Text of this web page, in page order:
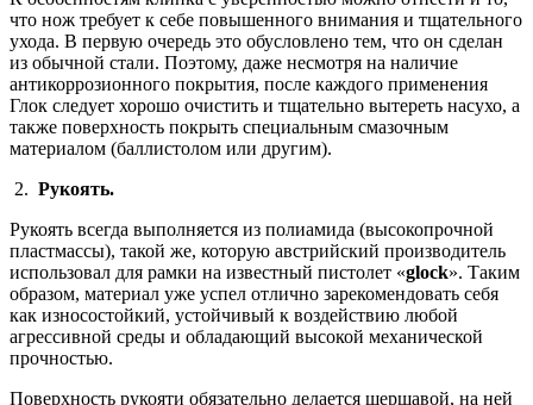
что нож требует к себе повышенного внимания и тщательного
ухода. В первую очередь это обусловлено тем, что он сделан
из обычной стали. Поэтому, даже несмотря на наличие
антикоррозионного покрытия, после каждого применения
Глок следует хорошо очистить и тщательно вытереть насухо, а
также поверхность покрыть специальным смазочным
материалом (баллистолом или другим).
2. Рукоять.
Рукоять всегда выполняется из полиамида (высокопрочной
пластмассы), такой же, которую австрийский производитель
использовал для рамки на известный пистолет «glock». Таким
образом, материал уже успел отлично зарекомендовать себя
как износостойкий, устойчивый к воздействию любой
агрессивной среды и обладающий высокой механической
прочностью.
Поверхность рукояти обязательно делается шершавой, на ней